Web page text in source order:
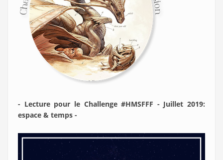
- Lecture pour le Challenge #HMSFFF - Juillet 2019:
espace & temps -